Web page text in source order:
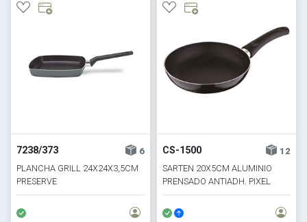
7238/373
6
PLANCHA GRILL 24X24X3,5CM
PRESERVE
CS-1500
12
SARTEN 20X5CM ALUMINIO
PRENSADO ANTIADH. PIXEL